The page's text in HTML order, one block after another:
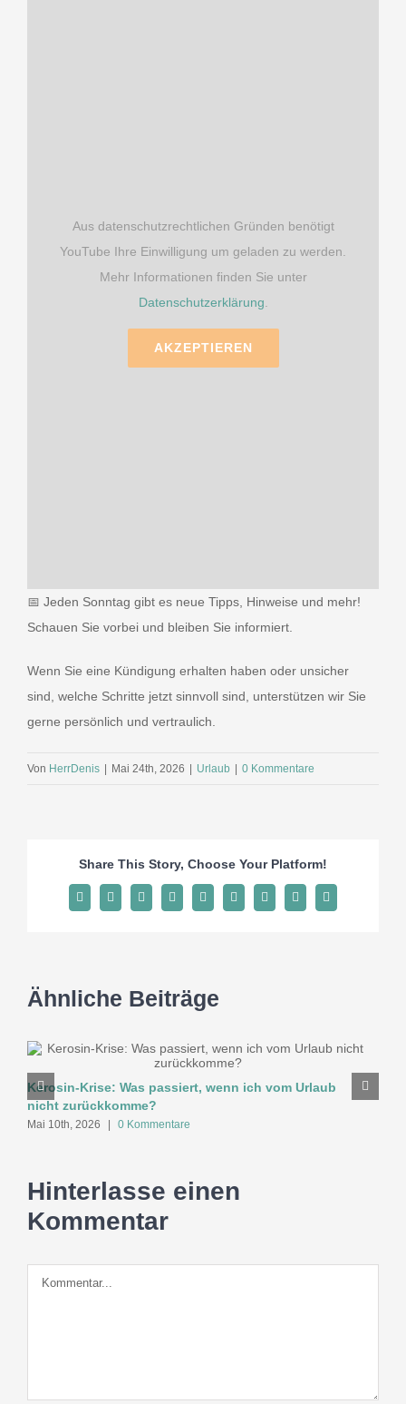
Aus datenschutzrechtlichen Gründen benötigt
YouTube Ihre Einwilligung um geladen zu werden.
Mehr Informationen finden Sie unter
Datenschutzerklärung
AKZEPTIEREN
📅 Jeden Sonntag gibt es neue Tipps, Hinweise und mehr!
Schauen Sie vorbei und bleiben Sie informiert.
Wenn Sie eine Kündigung erhalten haben oder unsicher
sind, welche Schritte jetzt sinnvoll sind, unterstützen wir Sie
gerne persönlich und vertraulich.
Von HerrDenis | Mai 24th, 2026 | Urlaub | 0 Kommentare
Share This Story, Choose Your Platform!
Facebook
X RedditLinkedInWhatsAppTumblrPinterest
Vk
E-
Mail
Ähnliche Beiträge
Kerosin-Krise: Was passiert, wenn ich vom Urlaub
nicht zurückkomme?
Mai 10th, 2026 0 Kommentare
Hinterlasse einen
Kommentar
Kommentar